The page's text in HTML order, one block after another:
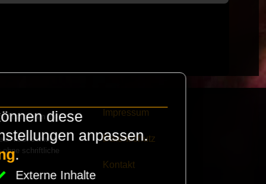
finanzieren die
habt schickt
ohne schriftliche
Impressum
Datenschutz
Kontakt
diese
anpassen.
.
Externe Inhalte